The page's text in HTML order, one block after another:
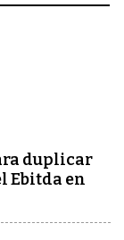
duplicar
Ebitda en